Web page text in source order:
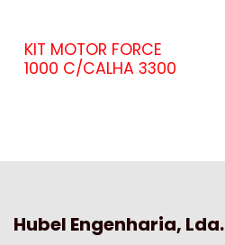
KIT MOTOR FORCE
1000 C/CALHA 3300
Hubel Engenharia, Lda.